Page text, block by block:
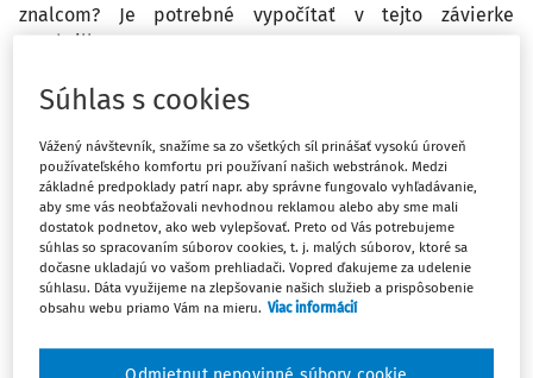
znalcom? Je potrebné vypočítať v tejto závierke
goodwill?
Odpoveď
Máte predplatné? Prihláste sa
Súhlas s cookies
Vážený návštevník, snažíme sa zo všetkých síl prinášať vysokú úroveň
používateľského komfortu pri používaní našich webstránok. Medzi
základné predpoklady patrí napr. aby správne fungovalo vyhľadávanie,
aby sme vás neobťažovali nevhodnou reklamou alebo aby sme mali
dostatok podnetov, ako web vylepšovať. Preto od Vás potrebujeme
súhlas so spracovaním súborov cookies, t. j. malých súborov, ktoré sa
dočasne ukladajú vo vašom prehliadači. Vopred ďakujeme za udelenie
súhlasu. Dáta využijeme na zlepšovanie našich služieb a prispôsobenie
obsahu webu priamo Vám na mieru. Viac informácií